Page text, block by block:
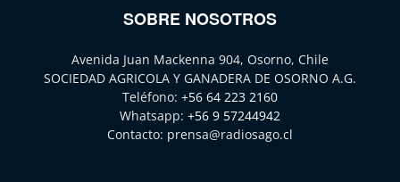
SOBRE NOSOTROS
Avenida Juan Mackenna 904, Osorno, Chile
SOCIEDAD AGRICOLA Y GANADERA DE OSORNO A.G.
Teléfono: +56 64 223 2160
Whatsapp: +56 9 57244942
Contacto: prensa@radiosago.cl